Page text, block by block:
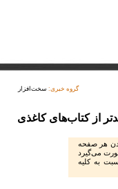
گروه خبری: سخت‌افزار
هر صفحه
می‌گیرد
به کلیه